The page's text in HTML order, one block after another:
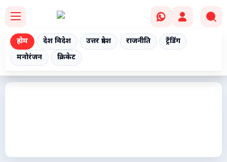
होम देश विदेश उत्तर प्रदेश राजनीति
ट्रेंडिंग
मनोरंजन
क्रिकेट